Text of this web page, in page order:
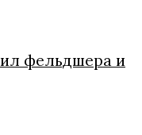
фельдшера и